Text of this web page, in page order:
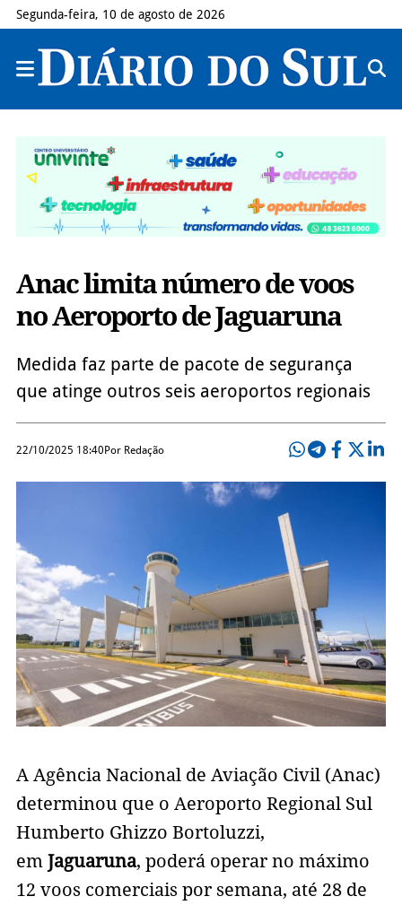
Segunda-feira, 10 de agosto de 2026
Anac limita número de voos
no Aeroporto de Jaguaruna
Medida faz parte de pacote de segurança
que atinge outros seis aeroportos regionais
22/10/2025 18:40Por Redação
A Agência Nacional de Aviação Civil (Anac)
determinou que o Aeroporto Regional Sul
Humberto Ghizzo Bortoluzzi,
em Jaguaruna, poderá operar no máximo
12 voos comerciais por semana, até 28 de